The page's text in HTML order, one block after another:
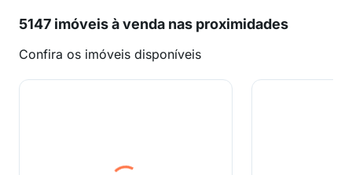
5147 imóveis à venda nas proximidades
Confira os imóveis disponíveis